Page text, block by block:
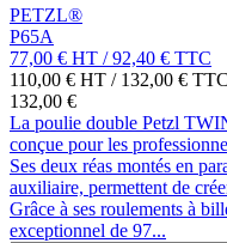
PETZL®
P65A
77,00 € HT /92,40 € TTC
110,00 € HT / 132,00 € TTC
132,00 €
La poulie double Petzl
conçue pour les
Ses deux réas montés en
auxiliaire, permettent de
Grâce à ses roulements à
exceptionnel de 97...